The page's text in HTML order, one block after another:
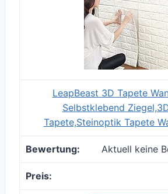
LeapBeast 3D Tapete
Selbstklebend
Tapete,Steinoptik Tapete
Aktuell keine